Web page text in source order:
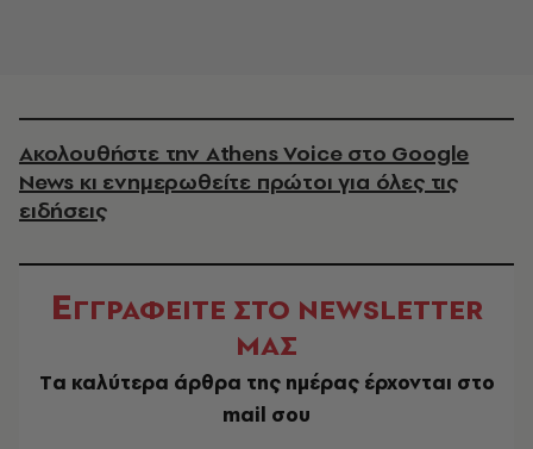
Ακολουθήστε την Athens Voice στο Google
News κι ενημερωθείτε πρώτοι για όλες τις
ειδήσεις
ΕΓΓΡΑΦΕΙΤΕ ΣΤΟ NEWSLETTER
ΜΑΣ
Tα καλύτερα άρθρα της ημέρας έρχονται στο
mail σου